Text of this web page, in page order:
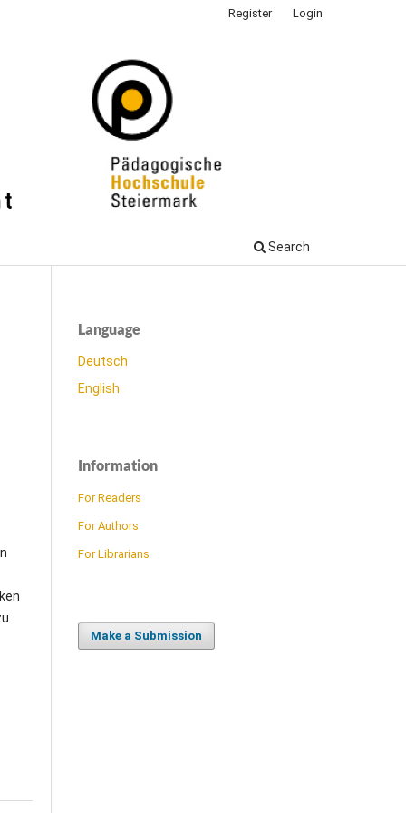
Search
Register Login
Language
Deutsch
English
Information
For Readers
For Authors
For Librarians
Make a Submission